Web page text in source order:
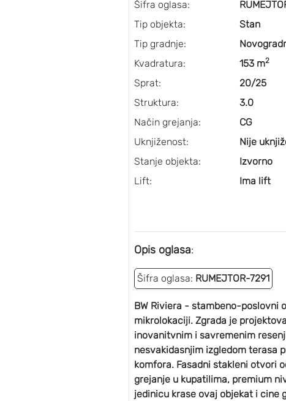
Šifra oglasa:
Tip objekta:
Tip gradnje:
Kvadratura:
Sprat:
Struktura:
Način grejanja:
Uknjiženost:
Stanje objekta:
Lift:
Stan
153 m2
20/25
3.0
CG
Nije
Izvorno
Ima lift
Opis oglasa:
Šifra oglasa: RUMEJTOR-7291
BW Riviera - stambeno-poslovni
mikrolokaciji. Zgrada je
inovanitvnim i savremenim
nesvakidasnjim izgledom terasa
komfora. Fasadni stakleni otvori
grejanje u kupatilima, premium
jedinicu krase ovaj objekat i cine